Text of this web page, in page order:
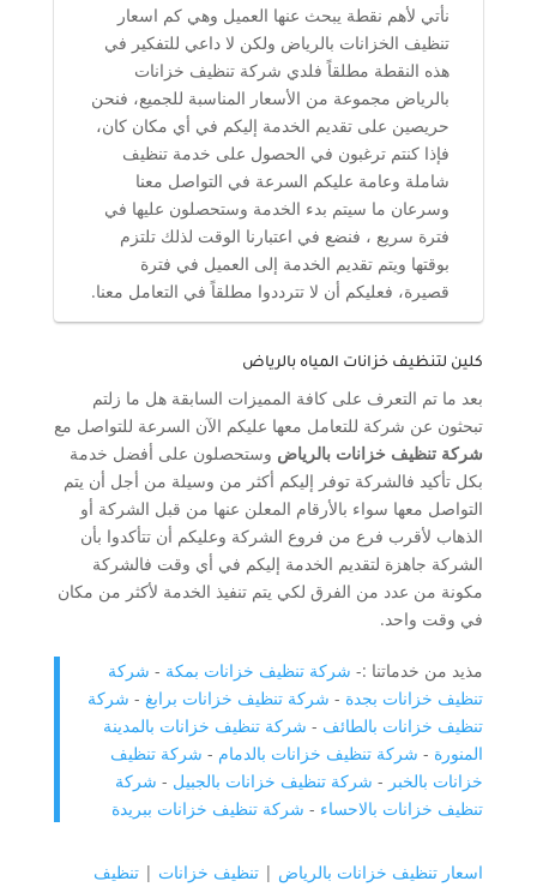
نأتي لأهم نقطة يبحث عنها العميل وهي كم اسعار
تنظيف الخزانات بالرياض ولكن لا داعي للتفكير في
هذه النقطة مطلقاً فلدي شركة تنظيف خزانات
بالرياض مجموعة من الأسعار المناسبة للجميع، فنحن
حريصين على تقديم الخدمة إليكم في أي مكان كان،
فإذا كنتم ترغبون في الحصول على خدمة تنظيف
شاملة وعامة عليكم السرعة في التواصل معنا
وسرعان ما سيتم بدء الخدمة وستحصلون عليها في
فترة سريع ، فنضع في اعتبارنا الوقت لذلك تلتزم
بوقتها ويتم تقديم الخدمة إلى العميل في فترة
قصيرة، فعليكم أن لا تترددوا مطلقاً في التعامل معنا.
كلين لتنظيف خزانات المياه بالرياض
بعد ما تم التعرف على كافة المميزات السابقة هل ما زلتم
تبحثون عن شركة للتعامل معها عليكم الآن السرعة للتواصل مع
شركة تنظيف خزانات بالرياض وستحصلون على أفضل خدمة
بكل تأكيد فالشركة توفر إليكم أكثر من وسيلة من أجل أن يتم
التواصل معها سواء بالأرقام المعلن عنها من قبل الشركة أو
الذهاب لأقرب فرع من فروع الشركة وعليكم أن تتأكدوا بأن
الشركة جاهزة لتقديم الخدمة إليكم في أي وقت فالشركة
مكونة من عدد من الفرق لكي يتم تنفيذ الخدمة لأكثر من مكان
في وقت واحد.
مذيد من خدماتنا :- شركة تنظيف خزانات بمكة - شركة
تنظيف خزانات بجدة - شركة تنظيف خزانات برابغ- شركة
تنظيف خزانات بالطائف - شركة تنظيف خزانات بالمدينة
المنورة - شركة تنظيف خزانات بالدمام - شركة تنظيف
خزانات بالخبر - شركة تنظيف خزانات بالجبيل - شركة
تنظيف خزانات بالاحساء - شركة تنظيف خزانات ببريدة
اسعار تنظيف خزانات بالرياض | تنظيف خزانات | تنظيف